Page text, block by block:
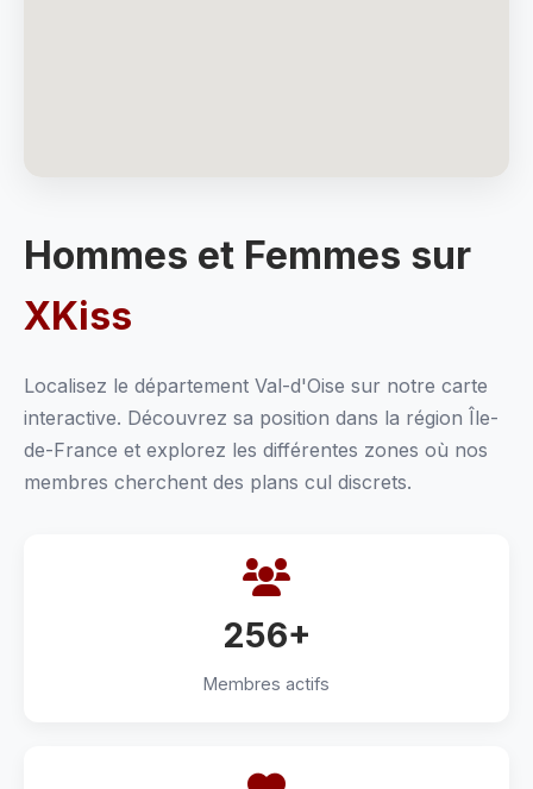
Hommes et Femmes sur
XKiss
Localisez le département Val-d'Oise sur notre carte
interactive. Découvrez sa position dans la région Île-
de-France et explorez les différentes zones où nos
membres cherchent des plans cul discrets.
256+
Membres actifs